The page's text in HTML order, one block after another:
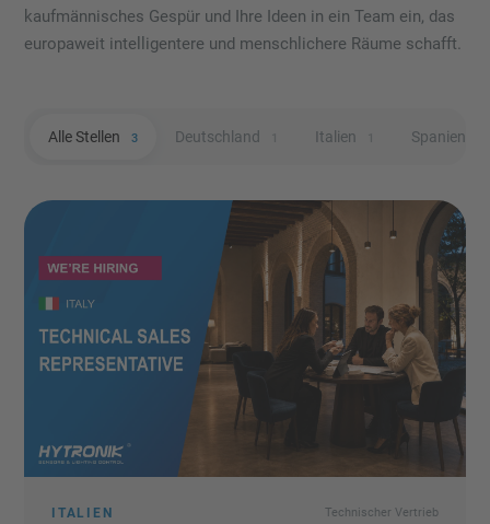
kaufmännisches Gespür und Ihre Ideen in ein Team ein, das
europaweit intelligentere und menschlichere Räume schafft.
Alle Stellen 3 Deutschland 1 Italien 1 Spanien
ITALIEN Technischer Vertrieb